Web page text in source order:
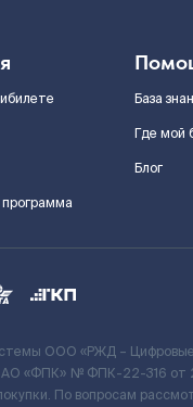
База
Где мой
Блог
ООО «РЖД –
«ФПК» № ФПК-22-316
По вопросам